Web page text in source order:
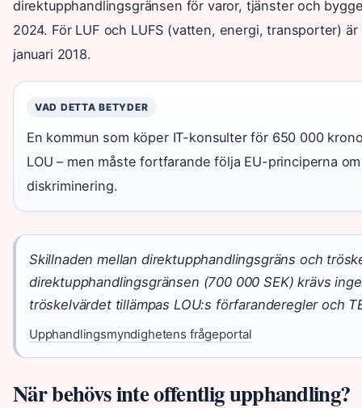
direktupphandlingsgränsen för varor, tjänster och
2024. För LUF och LUFS (vatten, energi, transporter)
januari 2018.
VAD DETTA BETYDER
En kommun som köper IT-konsulter för 650 000
LOU – men måste fortfarande följa EU-principerna
diskriminering.
Skillnaden mellan direktupphandlingsgräns och
direktupphandlingsgränsen (700 000 SEK) krävs
tröskelvärdet tillämpas LOU:s förfaranderegler och
Upphandlingsmyndighetens frågeportal
När behövs inte offentlig upphandling?